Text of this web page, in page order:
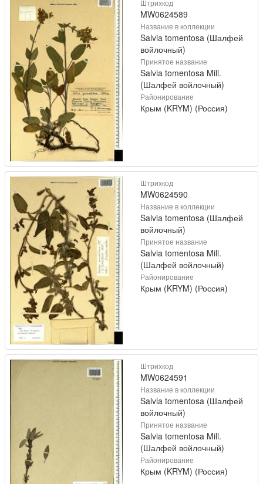
Штрихкод
MW0624589
Название в коллекции
Salvia tomentosa (Шалфей
войлочный)
Принятое название
Salvia tomentosa Mill.
(Шалфей войлочный)
Районирование
Крым (KRYM) (Россия)
Штрихкод
MW0624590
Название в коллекции
Salvia tomentosa (Шалфей
войлочный)
Принятое название
Salvia tomentosa Mill.
(Шалфей войлочный)
Районирование
Крым (KRYM) (Россия)
Штрихкод
MW0624591
Название в коллекции
Salvia tomentosa (Шалфей
войлочный)
Принятое название
Salvia tomentosa Mill.
(Шалфей войлочный)
Районирование
Крым (KRYM) (Россия)